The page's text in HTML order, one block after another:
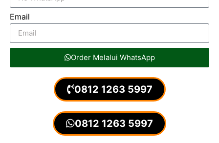
Email
Order Melalui WhatsApp
0812 1263 5997
0812 1263 5997